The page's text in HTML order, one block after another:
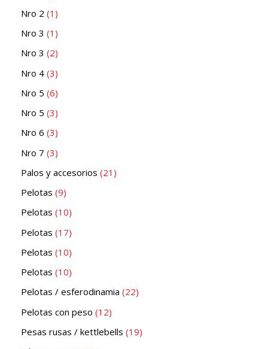
Nro 2 1
Nro 3 1
Nro 3 2
Nro 4 3
Nro 5 6
Nro 5 3
Nro 6 3
Nro 7 3
Palos y accesorios 21
Pelotas 9
Pelotas 10
Pelotas 17
Pelotas 10
Pelotas 10
Pelotas / esferodinamia 22
Pelotas con peso 12
Pesas rusas / kettlebells 19